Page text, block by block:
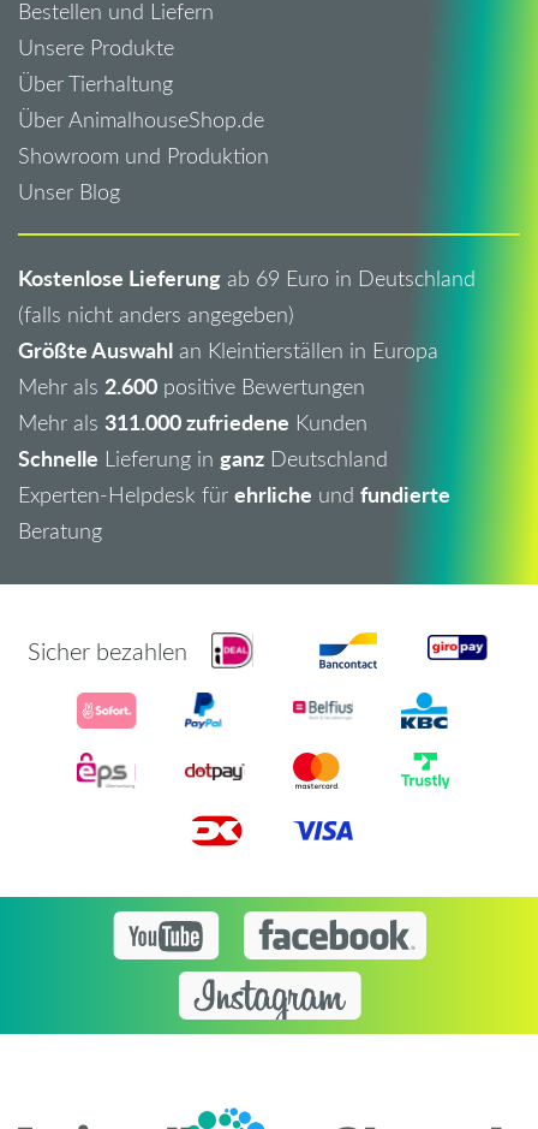
Bestellen und Liefern
Unsere Produkte
Über Tierhaltung
Über AnimalhouseShop.de
Showroom und Produktion
Unser Blog
Kostenlose Lieferung ab 69 Euro in Deutschland
(falls nicht anders angegeben)
Größte Auswahl an Kleintierställen in Europa
Mehr als 2.600 positive Bewertungen
Mehr als 311.000 zufriedene Kunden
Schnelle Lieferung in ganz Deutschland
Experten-Helpdesk für ehrliche und fundierte
Beratung
Sicher bezahlen